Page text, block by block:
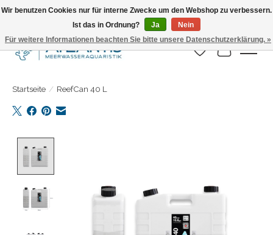
Täglicher Versand. Bestelle bis 15.00 Uhr
Wunschzettel
Ihr
Startseite / ReefCan 40 L
Wir benutzen Cookies nur für interne Zwecke um den Webshop zu verbessern.
Ist das in Ordnung?
Ja
Nein
Für weitere Informationen beachten Sie bitte unsere Datenschutzerklärung. »